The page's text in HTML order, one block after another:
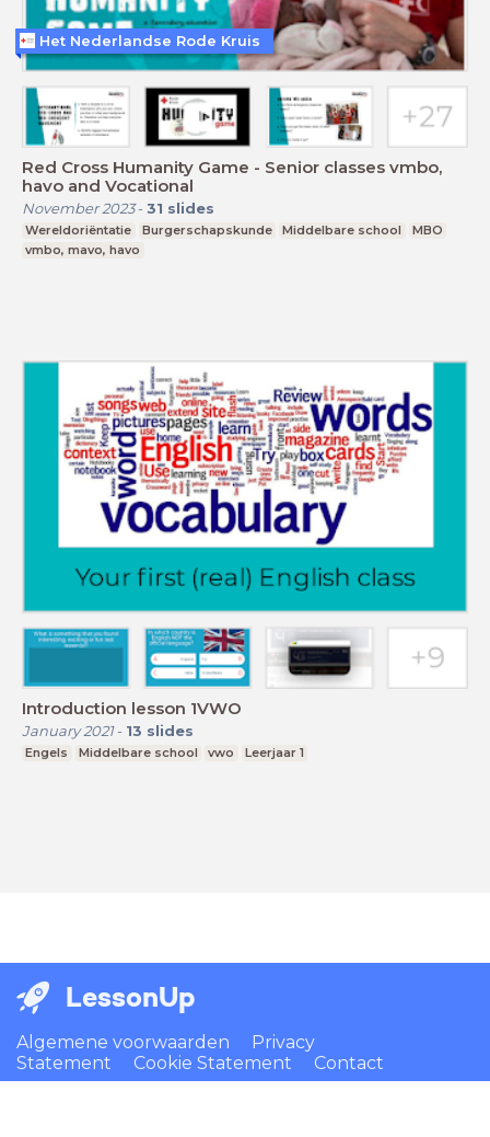
Red Cross Humanity Game - Senior classes vmbo,
havo and Vocational
November 2023- 31 slides
Wereldoriëntatie Burgerschapskunde Middelbare school
MBO
vmbo, mavo, havo
Het Nederlandse Rode Kruis
Introduction lesson 1VWO
January 2021- 13 slides
Engels Middelbare school vwo Leerjaar 1
LessonUp
Algemene voorwaarden
Privacy
Statement
Cookie Statement Contact